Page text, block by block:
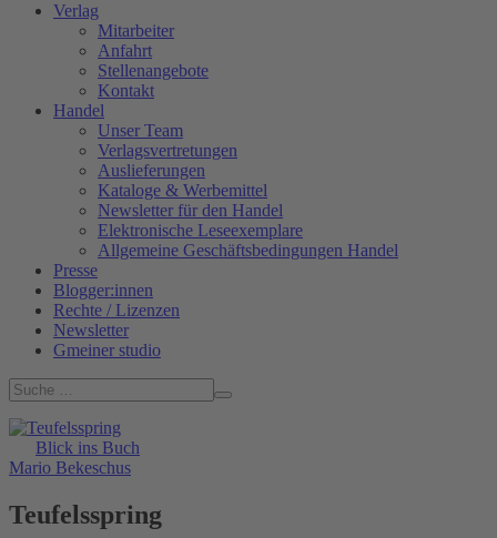
Verlag
Mitarbeiter
Anfahrt
Stellenangebote
Kontakt
Handel
Unser Team
Verlagsvertretungen
Auslieferungen
Kataloge & Werbemittel
Newsletter für den Handel
Elektronische Leseexemplare
Allgemeine Geschäftsbedingungen Handel
Presse
Blogger:innen
Rechte / Lizenzen
Newsletter
Gmeiner studio
Blick ins Buch
Mario Bekeschus
Teufelsspring